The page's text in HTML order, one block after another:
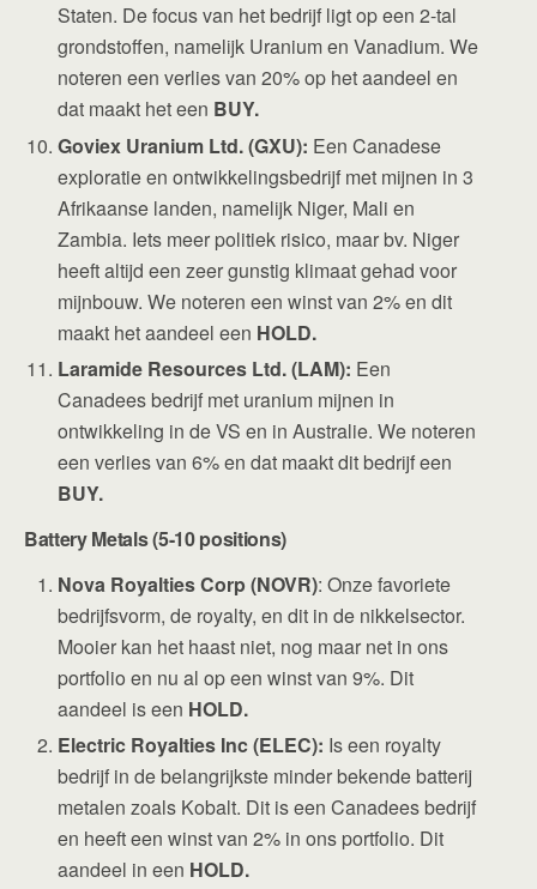
Staten. De focus van het bedrijf ligt op een 2-tal
grondstoffen, namelijk Uranium en Vanadium. We
noteren een verlies van 20% op het aandeel en
dat maakt het een BUY.
Goviex Uranium Ltd. (GXU): Een Canadese
exploratie en ontwikkelingsbedrijf met mijnen in 3
Afrikaanse landen, namelijk Niger, Mali en
Zambia. Iets meer politiek risico, maar bv. Niger
heeft altijd een zeer gunstig klimaat gehad voor
mijnbouw. We noteren een winst van 2% en dit
maakt het aandeel een HOLD.
Laramide Resources Ltd. (LAM): Een
Canadees bedrijf met uranium mijnen in
ontwikkeling in de VS en in Australie. We noteren
een verlies van 6% en dat maakt dit bedrijf een
BUY.
Battery Metals (5-10 positions)
Nova Royalties Corp (NOVR): Onze favoriete
bedrijfsvorm, de royalty, en dit in de nikkelsector.
Mooier kan het haast niet, nog maar net in ons
portfolio en nu al op een winst van 9%. Dit
aandeel is een HOLD.
Electric Royalties Inc (ELEC): Is een royalty
bedrijf in de belangrijkste minder bekende batterij
metalen zoals Kobalt. Dit is een Canadees bedrijf
en heeft een winst van 2% in ons portfolio. Dit
aandeel in een HOLD.